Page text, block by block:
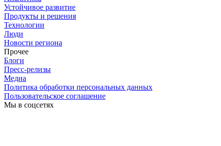
Устойчивое развитие
Продукты и решения
Технологии
Люди
Новости региона
Прочее
Блоги
Пресс-релизы
Медиа
Политика обработки персональных данных
Пользовательское соглашение
Мы в соцсетях